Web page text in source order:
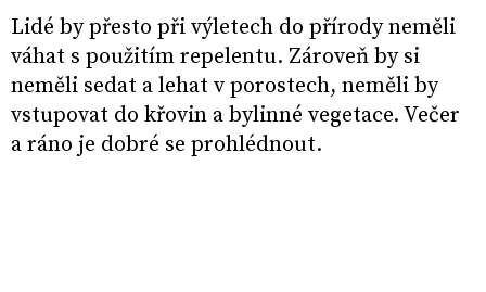
Lidé by přesto při výletech do přírody neměli
váhat s použitím repelentu. Zároveň by si
neměli sedat a lehat v porostech, neměli by
vstupovat do křovin a bylinné vegetace. Večer
a ráno je dobré se prohlédnout.